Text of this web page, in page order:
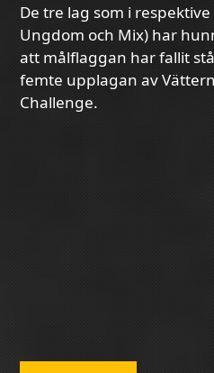
De tre lag som i respektive
Ungdom och Mix) har
att målflaggan har fallit
femte upplagan av
Challenge.